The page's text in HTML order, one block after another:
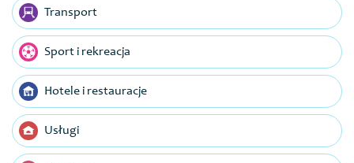
Transport
Sport i rekreacja
Hotele i restauracje
Usługi